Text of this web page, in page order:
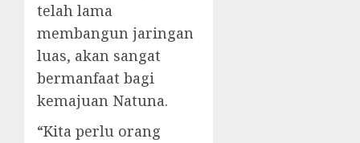
telah lama
membangun jaringan
luas, akan sangat
bermanfaat bagi
kemajuan Natuna.
“Kita perlu orang